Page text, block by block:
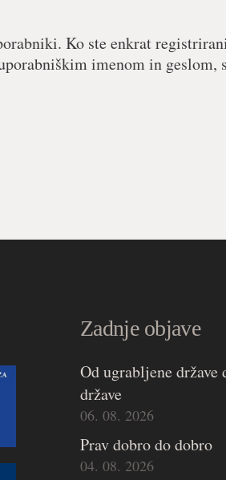
Ko ste enkrat
imenom in geslom,
Zadnje objave
Od ugrabljene države
države
06. 08. 2026
Prav dobro do dobro
04. 08. 2026